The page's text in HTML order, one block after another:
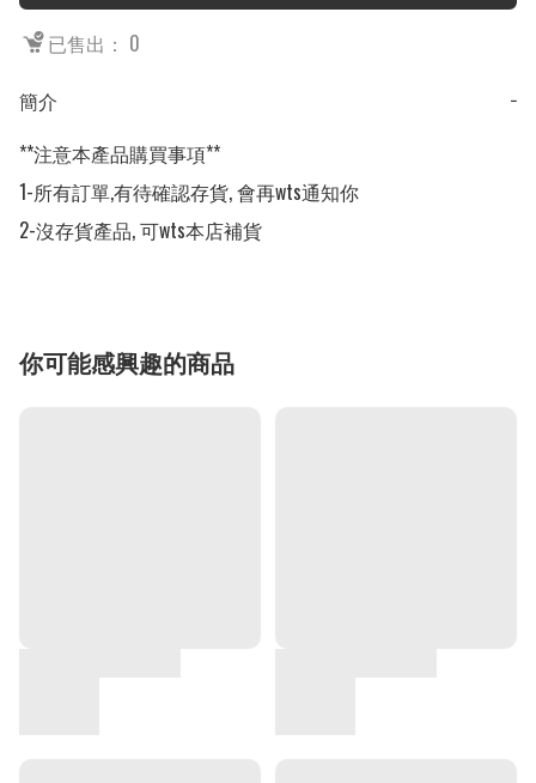
已售出： 0
簡介
−
**注意本產品購買事項**
1-所有訂單,有待確認存貨, 會再wts通知你
2-沒存貨產品, 可wts本店補貨
你可能感興趣的商品